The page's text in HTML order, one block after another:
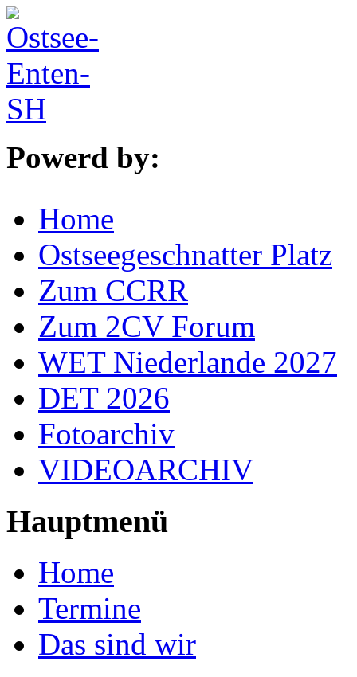
Powerd by:
Home
Ostseegeschnatter Platz
Zum CCRR
Zum 2CV Forum
WET Niederlande 2027
DET 2026
Fotoarchiv
VIDEOARCHIV
Hauptmenü
Home
Termine
Das sind wir